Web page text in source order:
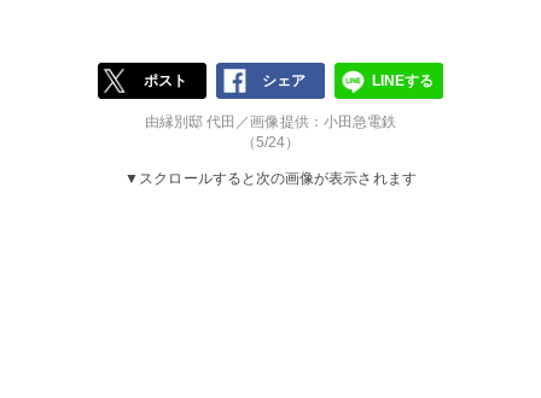
ポスト シェア LINEする
由縁別邸 代田／画像提供：小田急電鉄
（5/24）
▼スクロールすると次の画像が表示されます